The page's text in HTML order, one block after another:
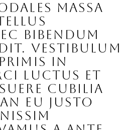
massa
bibendum
Vestibulum
in
luctus et
cubilia
eu justo